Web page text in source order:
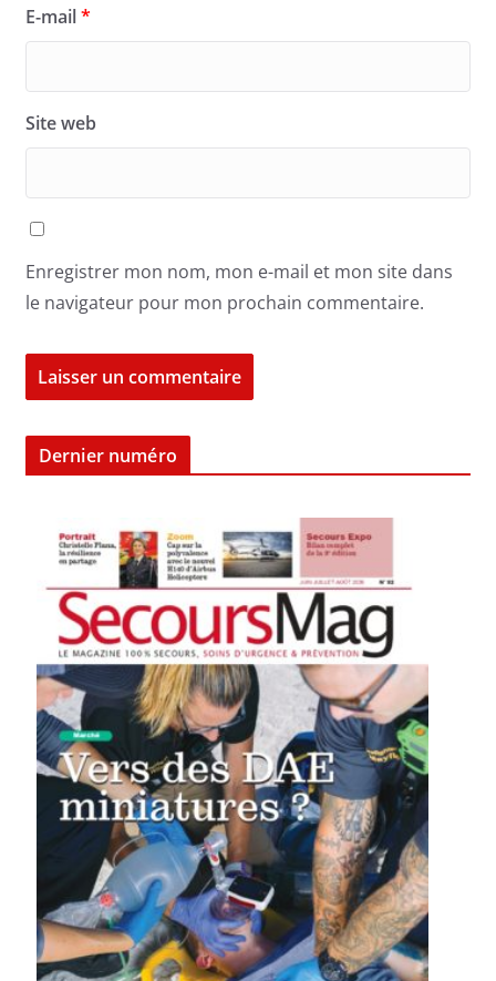
E-mail*
Site web
Enregistrer mon nom, mon e-mail et mon site dans
le navigateur pour mon prochain commentaire.
Dernier numéro